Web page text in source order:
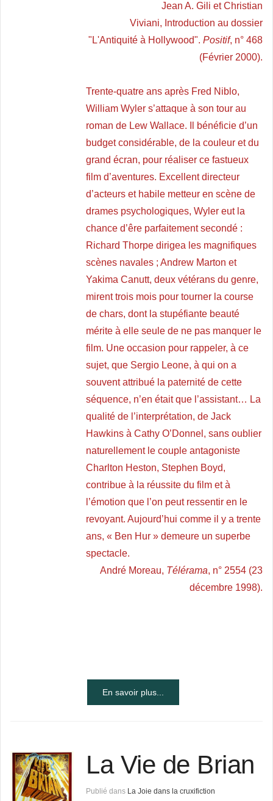
Jean A. Gili et Christian
Viviani, Introduction au dossier
"L'Antiquité à Hollywood". Positif, n° 468
(Février 2000).
Trente-quatre ans après Fred Niblo,
William Wyler s’attaque à son tour au
roman de Lew Wallace. Il bénéficie d’un
budget considérable, de la couleur et du
grand écran, pour réaliser ce fastueux
film d’aventures. Excellent directeur
d’acteurs et habile metteur en scène de
drames psychologiques, Wyler eut la
chance d’êre parfaitement secondé :
Richard Thorpe dirigea les magnifiques
scènes navales ; Andrew Marton et
Yakima Canutt, deux vétérans du genre,
mirent trois mois pour tourner la course
de chars, dont la stupéfiante beauté
mérite à elle seule de ne pas manquer le
film. Une occasion pour rappeler, à ce
sujet, que Sergio Leone, à qui on a
souvent attribué la paternité de cette
séquence, n’en était que l’assistant… La
qualité de l’interprétation, de Jack
Hawkins à Cathy O’Donnel, sans oublier
naturellement le couple antagoniste
Charlton Heston, Stephen Boyd,
contribue à la réussite du film et à
l’émotion que l’on peut ressentir en le
revoyant. Aujourd’hui comme il y a trente
ans, « Ben Hur » demeure un superbe
spectacle.
André Moreau, Télérama, n° 2554 (23
décembre 1998).
En savoir plus...
La Vie de Brian
Publié dans La Joie dans la cruxifiction